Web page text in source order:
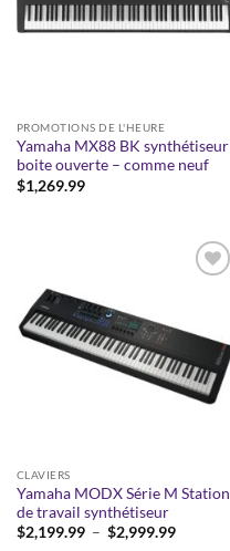
PROMOTIONS DE L'HEURE
Yamaha MX88 BK synthétiseur
boite ouverte – comme neuf
$1,269.99
CLAVIERS
Yamaha MODX Série M Station
de travail synthétiseur
$2,199.99 – $2,999.99Plage